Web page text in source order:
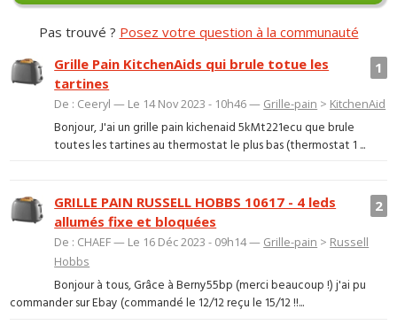
Pas trouvé ? Posez votre question à la communauté
1
Grille Pain KitchenAids qui brule totue les
tartines
De : Ceeryl — Le 14 Nov 2023 - 10h46 — Grille-pain > KitchenAid
Bonjour, J'ai un grille pain kichenaid 5kMt221ecu que brule
toutes les tartines au thermostat le plus bas (thermostat 1 ...
2
GRILLE PAIN RUSSELL HOBBS 10617 - 4 leds
allumés fixe et bloquées
De : CHAEF — Le 16 Déc 2023 - 09h14 — Grille-pain > Russell
Hobbs
Bonjour à tous, Grâce à Berny55bp (merci beaucoup !) j'ai pu
commander sur Ebay (commandé le 12/12 reçu le 15/12 !!...